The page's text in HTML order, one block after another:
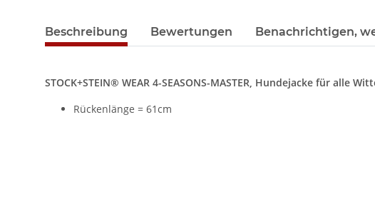
Beschreibung Bewertungen Benachrichtigen,
STOCK+STEIN® WEAR 4-SEASONS-MASTER, Hundejacke für alle
Rückenlänge = 61cm